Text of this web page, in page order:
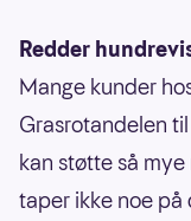
Redder
Mange kunder
Grasrotandelen
kan støtte så
taper ikke noe på